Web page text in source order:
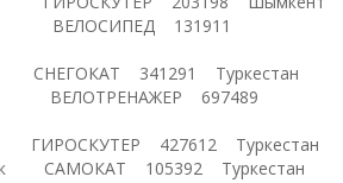
ВЕЛОСИПЕД 131911
СНЕГОКАТ 341291 Туркестан
ВЕЛОТРЕНАЖЕР 697489
ГИРОСКУТЕР 427612 Туркестан
САМОКАТ 105392 Туркестан